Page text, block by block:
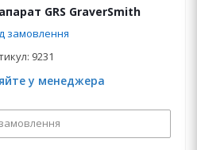
GRS GraverSmith
замовлення
9231
у менеджера